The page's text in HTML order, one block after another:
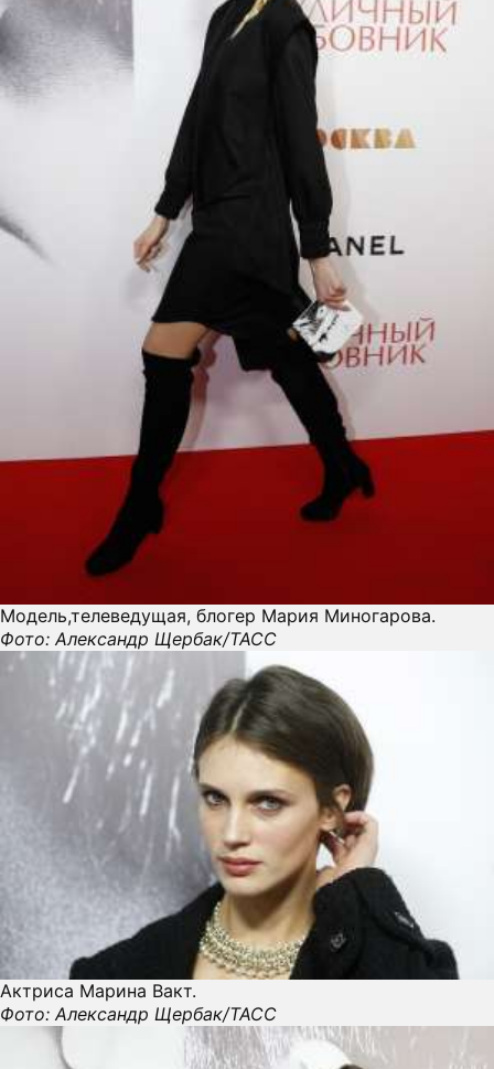
Модель,телеведущая, блогер Мария Миногарова.
Фото: Александр Щербак/ТАСС
Актриса Марина Вакт.
Фото: Александр Щербак/ТАСС